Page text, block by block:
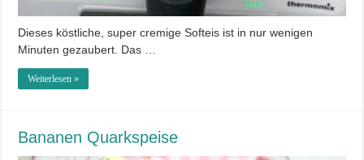
Dieses köstliche, super cremige Softeis ist in nur wenigen
Minuten gezaubert. Das …
Weiterlesen »
Bananen Quarkspeise